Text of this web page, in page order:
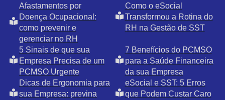
Afastamentos por
Doença Ocupacional:
como prevenir e
gerenciar no RH
Como o eSocial
Transformou a Rotina do
RH na Gestão de SST
5 Sinais de que sua
Empresa Precisa de um
PCMSO Urgente
7 Benefícios do PCMSO
para a Saúde Financeira
da sua Empresa
Dicas de Ergonomia para
sua Empresa: previna
eSocial e SST: 5 Erros
que Podem Custar Caro